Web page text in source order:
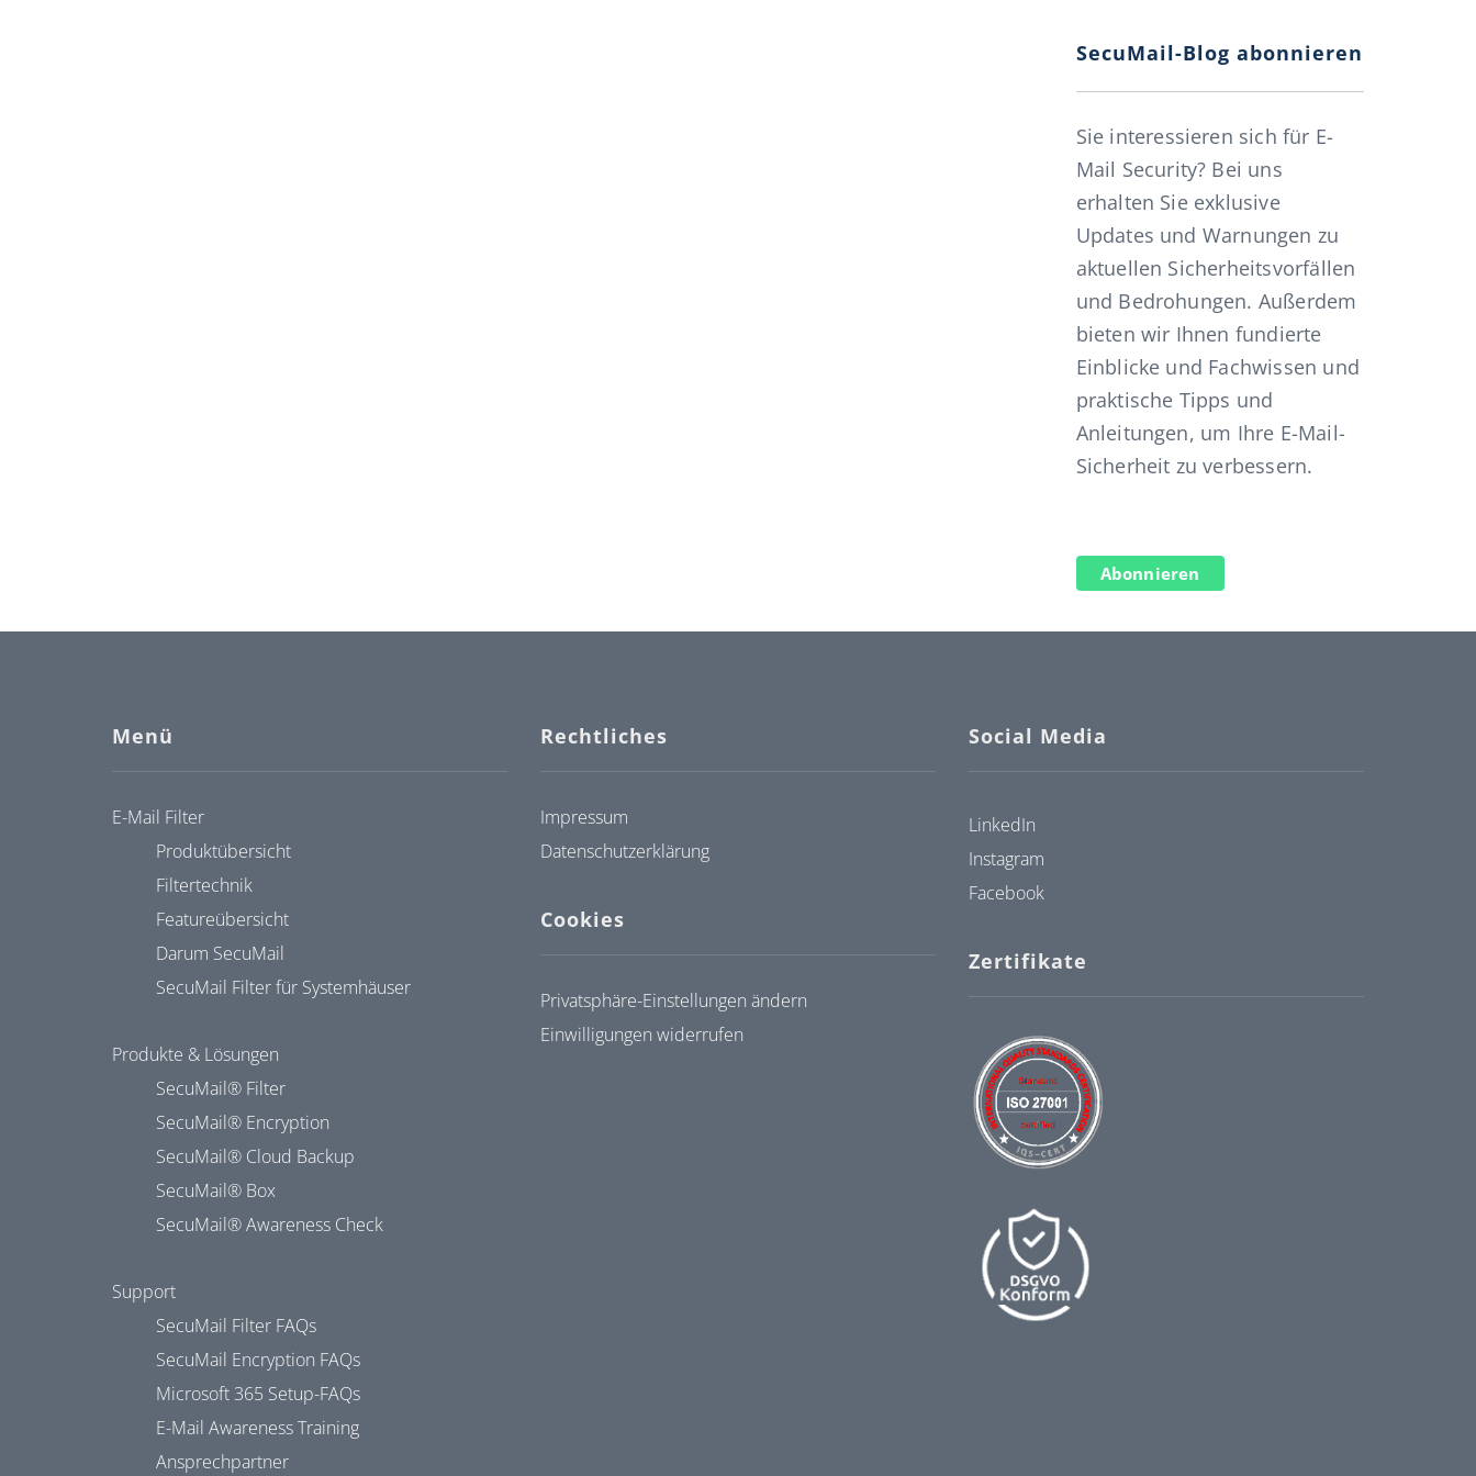
SecuMail-Blog abonnieren
Sie interessieren sich für E-
Mail Security? Bei uns
erhalten Sie exklusive
Updates und Warnungen zu
aktuellen Sicherheitsvorfällen
und Bedrohungen. Außerdem
bieten wir Ihnen fundierte
Einblicke und Fachwissen und
praktische Tipps und
Anleitungen, um Ihre E-Mail-
Sicherheit zu verbessern.
Abonnieren
Menü
E-Mail Filter
Produktübersicht
Filtertechnik
Featureübersicht
Darum SecuMail
SecuMail Filter für Systemhäuser
Produkte & Lösungen
SecuMail® Filter
SecuMail® Encryption
SecuMail® Cloud Backup
SecuMail® Box
SecuMail® Awareness Check
Support
SecuMail Filter FAQs
SecuMail Encryption FAQs
Microsoft 365 Setup-FAQs
E-Mail Awareness Training
Ansprechpartner
Rechtliches
Impressum
Datenschutzerklärung
Cookies
Privatsphäre-Einstellungen ändern
Einwilligungen widerrufen
Social Media
LinkedIn
Instagram
Facebook
Zertifikate